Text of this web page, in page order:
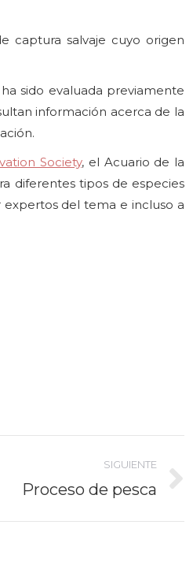
captura salvaje cuyo origen
sido evaluada previamente
información acerca de la
Society, el Acuario de la
diferentes tipos de especies
del tema e incluso a
SIGUIENTE
Proceso de pesca